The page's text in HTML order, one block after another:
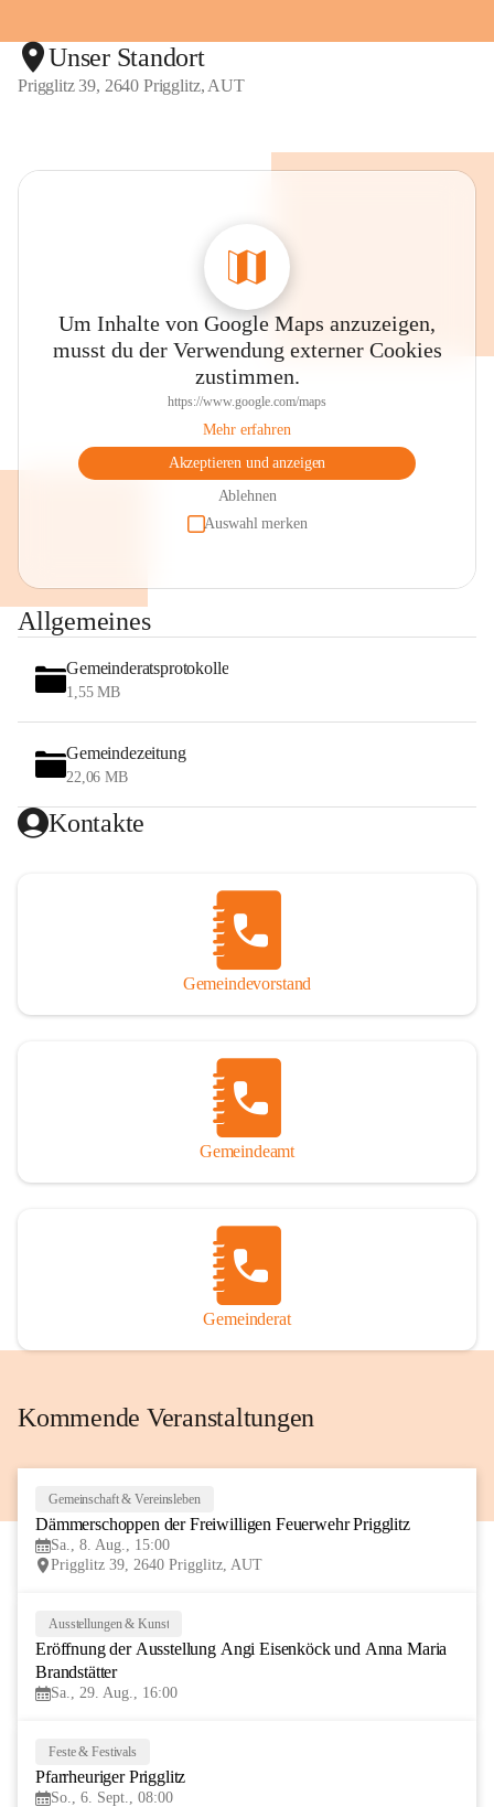
Unser Standort
Prigglitz 39, 2640 Prigglitz, AUT
Um Inhalte von Google Maps anzuzeigen,
musst du der Verwendung externer Cookies
zustimmen.
https://www.google.com/maps
Mehr erfahren
Akzeptieren und anzeigen
Ablehnen
Auswahl merken
Allgemeines
Gemeinderatsprotokolle
1,55 MB
Gemeindezeitung
22,06 MB
Kontakte
Gemeindevorstand
Gemeindeamt
Gemeinderat
Kommende Veranstaltungen
Gemeinschaft & Vereinsleben
Dämmerschoppen der Freiwilligen Feuerwehr Prigglitz
Sa., 8. Aug., 15:00
Prigglitz 39, 2640 Prigglitz, AUT
AUG
Ausstellungen & Kunst
Eröffnung der Ausstellung Angi Eisenköck und Anna Maria
Brandstätter
Sa., 29. Aug., 16:00
Feste & Festivals
Pfarrheuriger Prigglitz
So., 6. Sept., 08:00